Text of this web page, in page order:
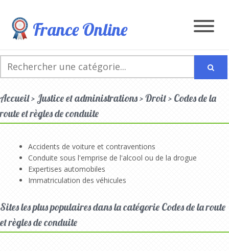
France Online
Accueil > Justice et administrations > Droit > Codes de la
route et règles de conduite
Accidents de voiture et contraventions
Conduite sous l'emprise de l'alcool ou de la drogue
Expertises automobiles
Immatriculation des véhicules
Sites les plus populaires dans la catégorie Codes de la route
et règles de conduite